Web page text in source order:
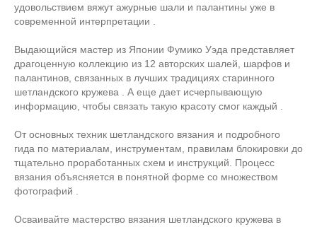
удовольствием вяжут ажурные шали и палантины уже в
современной интерпретации .
Выдающийся мастер из Японии Фумико Уэда представляет
драгоценную коллекцию из 12 авторских шалей, шарфов и
палантинов, связанных в лучших традициях старинного
шетландского кружева . А еще дает исчерпывающую
информацию, чтобы связать такую красоту смог каждый .
От основных техник шетландского вязания и подробного
гида по материалам, инструментам, правилам блокировки до
тщательно проработанных схем и инструкций. Процесс
вязания объясняется в понятной форме со множеством
фотографий .
Осваивайте мастерство вязания шетландского кружева в